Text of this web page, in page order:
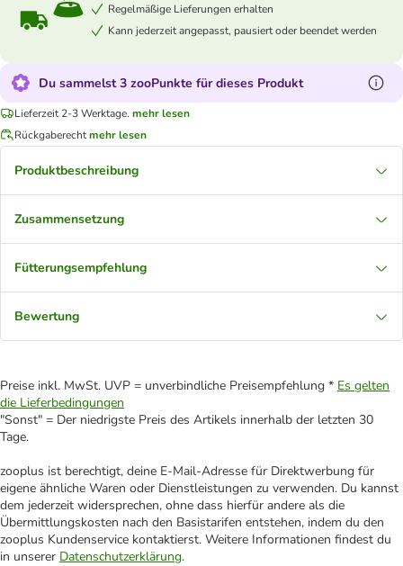
Regelmäßige Lieferungen erhalten
Kann jederzeit angepasst, pausiert oder beendet werden
Du sammelst 3 zooPunkte für dieses Produkt
Lieferzeit 2-3 Werktage. mehr lesen
Rückgaberechtmehr lesen
Produktbeschreibung
Zusammensetzung
Fütterungsempfehlung
Bewertung
Preise inkl. MwSt. UVP = unverbindliche Preisempfehlung * Es gelten
die Lieferbedingungen
"Sonst" = Der niedrigste Preis des Artikels innerhalb der letzten 30
Tage.
zooplus ist berechtigt, deine E-Mail-Adresse für Direktwerbung für
eigene ähnliche Waren oder Dienstleistungen zu verwenden. Du kannst
dem jederzeit widersprechen, ohne dass hierfür andere als die
Übermittlungskosten nach den Basistarifen entstehen, indem du den
zooplus Kundenservice kontaktierst. Weitere Informationen findest du
in unserer Datenschutzerklärung.